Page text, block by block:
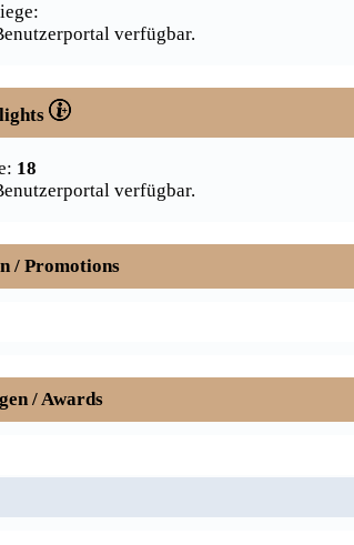
verfügbar.
18
verfügbar.
/ Promotions
/ Awards